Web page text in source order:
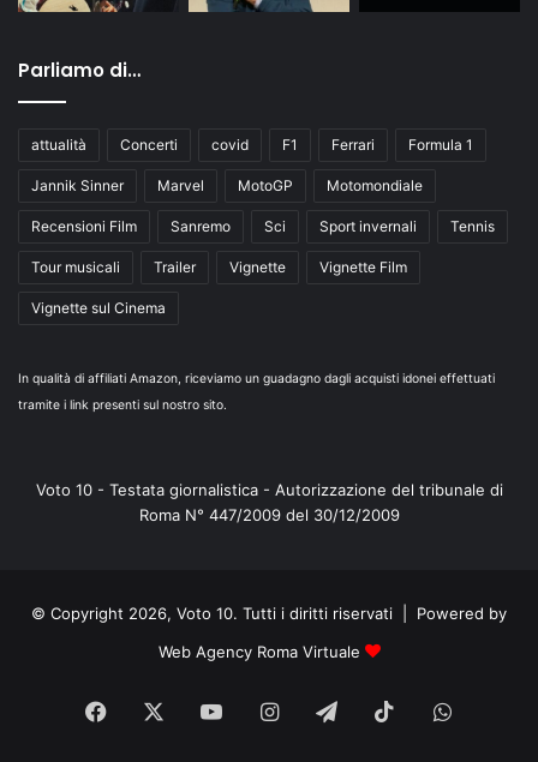
Parliamo di…
attualità Concerti covid F1 Ferrari Formula 1
Jannik Sinner Marvel MotoGP Motomondiale
Recensioni Film Sanremo Sci Sport invernali Tennis
Tour musicali Trailer Vignette Vignette Film
Vignette sul Cinema
In qualità di affiliati Amazon, riceviamo un guadagno dagli acquisti idonei effettuati
tramite i link presenti sul nostro sito.
Voto 10 - Testata giornalistica - Autorizzazione del tribunale di
Roma N° 447/2009 del 30/12/2009
© Copyright 2026, Voto 10. Tutti i diritti riservati | Powered by
Web Agency Roma Virtuale
Facebook You Instagram
TelegramTikTok